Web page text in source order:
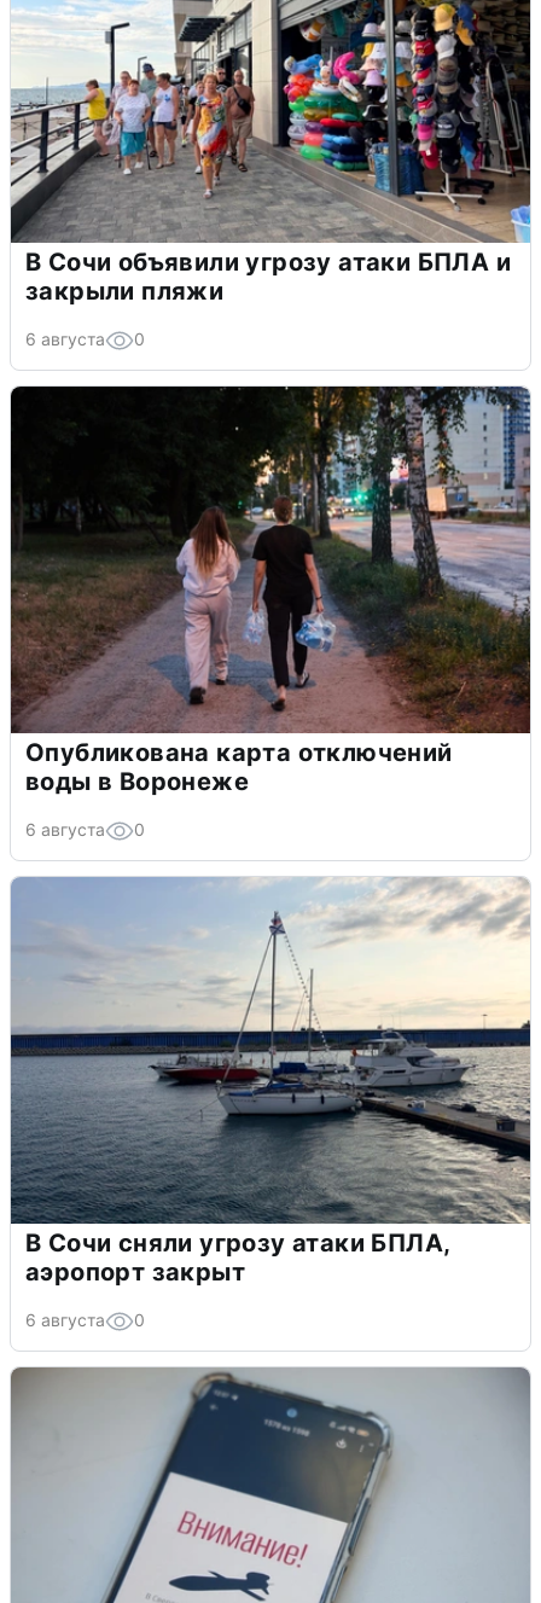
В Сочи объявили угрозу атаки БПЛА и
закрыли пляжи
6 августа 0
Опубликована карта отключений
воды в Воронеже
6 августа 0
В Сочи сняли угрозу атаки БПЛА,
аэропорт закрыт
6 августа 0